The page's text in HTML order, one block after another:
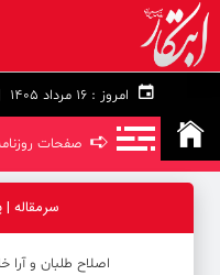
امروز :
➪ صفحات
سرمقاله |
اصلاح طلبان و